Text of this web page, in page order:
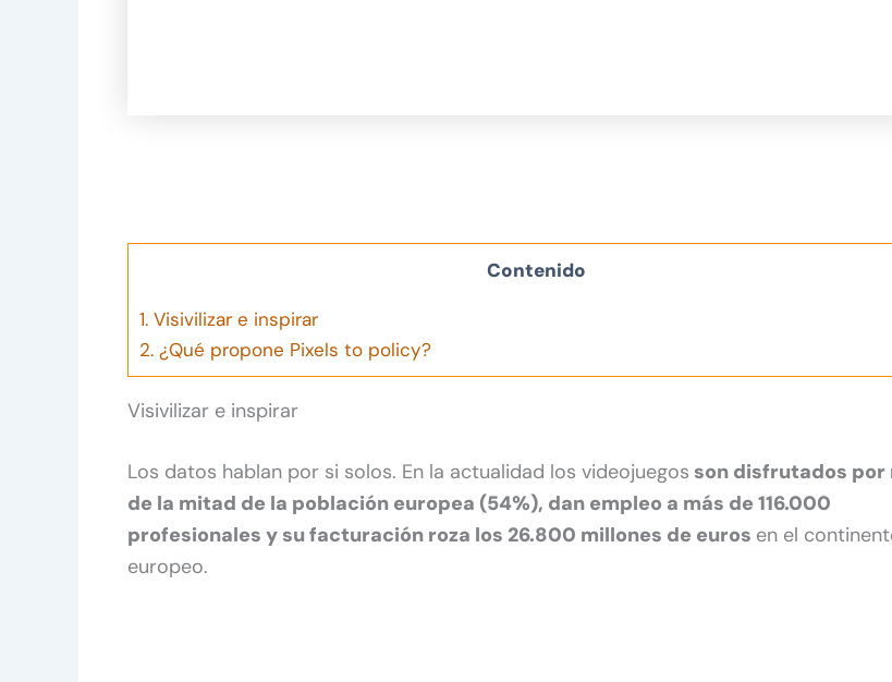
Contenido
1. Visivilizar e inspirar
2. ¿Qué propone Pixels to policy?
Visivilizar e inspirar
Los datos hablan por si solos. En la actualidad los videojuegos son disfrutados por
de la mitad de la población europea (54%), dan empleo a más de 116.000
profesionales y su facturación roza los 26.800 millones de euros en el
europeo.